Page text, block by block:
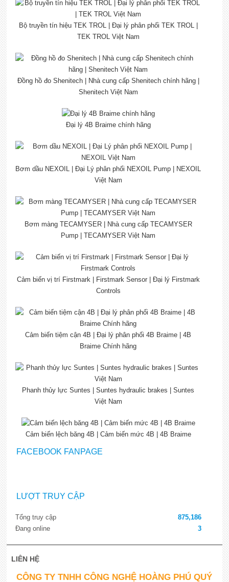
Bộ truyền tín hiệu TEK TROL | Đại lý phân phối TEK TROL |
TEK TROL Việt Nam
Đồng hồ đo Shenitech | Nhà cung cấp Shenitech chính hãng |
Shenitech Việt Nam
Đại lý 4B Braime chính hãng
Bơm dầu NEXOIL | Đại Lý phân phối NEXOIL Pump | NEXOIL
Việt Nam
Bơm màng TECAMYSER | Nhà cung cấp TECAMYSER
Pump | TECAMYSER Việt Nam
Cảm biến vị trí Firstmark | Firstmark Sensor | Đại lý Firstmark
Controls
Cảm biến tiệm cận 4B | Đại lý phân phối 4B Braime | 4B
Braime Chính hãng
Phanh thủy lực Suntes | Suntes hydraulic brakes | Suntes
Việt Nam
Cảm biến lệch băng 4B | Cảm biến mức 4B | 4B Braime
FACEBOOK FANPAGE
LƯỢT TRUY CẬP
Tổng truy cập
875,186
Đang online
3
LIÊN HỆ
CÔNG TY TNHH CÔNG NGHỆ HOÀNG PHÚ QUÝ